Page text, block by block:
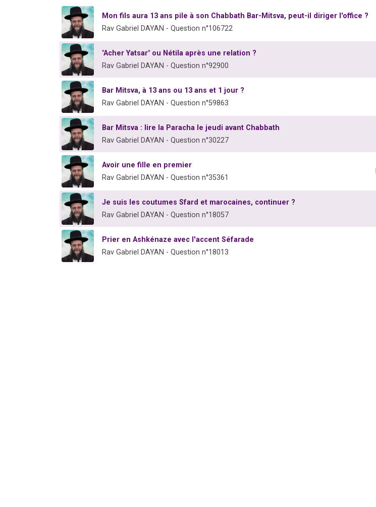
Mon fils aura 13 ans pile à son Chabbath Bar-Mitsva, peut-il diriger l'office ?
Rav Gabriel DAYAN - Question n°106722
"Acher Yatsar" ou Nétila après une relation ?
Rav Gabriel DAYAN - Question n°92900
Bar Mitsva, à 13 ans ou 13 ans et 1 jour ?
Rav Gabriel DAYAN - Question n°59863
Bar Mitsva : lire la Paracha le jeudi avant Chabbath
Rav Gabriel DAYAN - Question n°30227
Avoir une fille en premier
Rav Gabriel DAYAN - Question n°35361
Je suis les coutumes Sfard et marocaines, continuer ?
Rav Gabriel DAYAN - Question n°18057
Prier en Ashkénaze avec l'accent Séfarade
Rav Gabriel DAYAN - Question n°18013